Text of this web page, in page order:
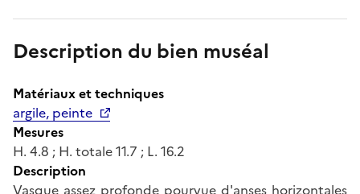
Description du bien muséal
Matériaux et techniques
argile, peinte
Mesures
H. 4.8 ; H. totale 11.7 ; L. 16.2
Description
Vasque assez profonde pourvue d'anses horizontales